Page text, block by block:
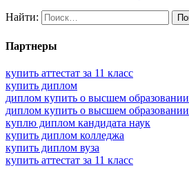
Найти:
Партнеры
купить аттестат за 11 класс
купить диплом
диплом купить о высшем образовании
диплом купить о высшем образовании
куплю диплом кандидата наук
купить диплом колледжа
купить диплом вуза
купить аттестат за 11 класс